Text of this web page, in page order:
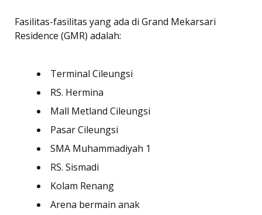
Fasilitas-fasilitas yang ada di Grand Mekarsari
Residence (GMR) adalah:
Terminal Cileungsi
RS. Hermina
Mall Metland Cileungsi
Pasar Cileungsi
SMA Muhammadiyah 1
RS. Sismadi
Kolam Renang
Arena bermain anak